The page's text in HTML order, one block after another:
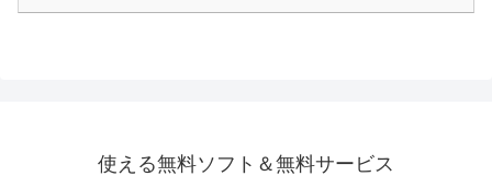
使える無料ソフト＆無料サービス